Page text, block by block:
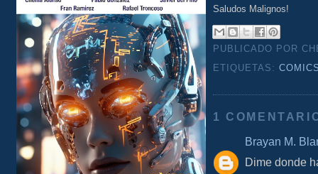
Saludos Malignos!
PUBLICADO POR
ETIQUETAS:
1
Brayan M.
Dime donde